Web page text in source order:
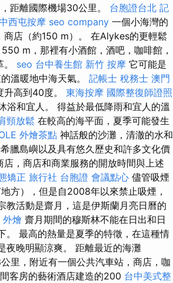
距離國際機場30公里。 台胞證台北 記
西屯按摩 seo company 一個小海灣的
店（約150 m）。 在Alykes的更輕鬆
m，那裡有小酒館，酒吧，咖啡館，
seo 台中養生館 新竹 按摩 它可能是
溫暖地中海天氣。 記帳士 稅務士 澳門
高到40度。 東海按摩 國際整復師證照
浴和宜人。 得益於最低降雨和宜人的溫
頸放鬆 在較高的海平面，夏季可能發生
外燴茶點 神話般的沙灘，清澈的水和
臘島嶼以及具有悠久歷史和許多文化價
，商店和商業服務的開放時間與上述
矯正 旅行社 台胞證 會議點心 儘管吸煙
方），但是自2008年以來禁止吸煙，
教活動是齋月，這是伊斯蘭月亮日曆的
外燴 齋月期間的穆斯林不能在日出和日
。 最高的熱量是夏季的特徵，在這種情
夜晚明顯涼爽。 距離最近的海灘
里，附近有一個公共汽車站，商店，咖
客房的藝術酒店建造的200 台中美式整